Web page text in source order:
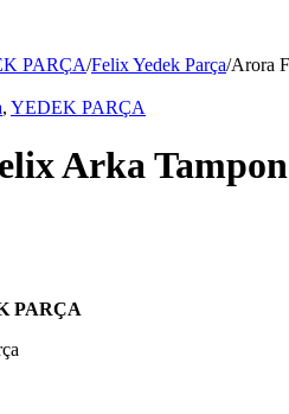
PARÇA/Felix Yedek Parça/Arora
, YEDEK PARÇA
Arka Tampon
PARÇA